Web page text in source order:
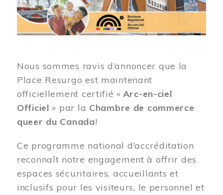
Nous sommes ravis d’annoncer que la
Place Resurgo est maintenant
officiellement certifié « Arc-en-ciel
Officiel » par la Chambre de commerce
queer du Canada!
Ce programme national d’accréditation
reconnaît notre engagement à offrir des
espaces sécuritaires, accueillants et
inclusifs pour les visiteurs, le personnel et